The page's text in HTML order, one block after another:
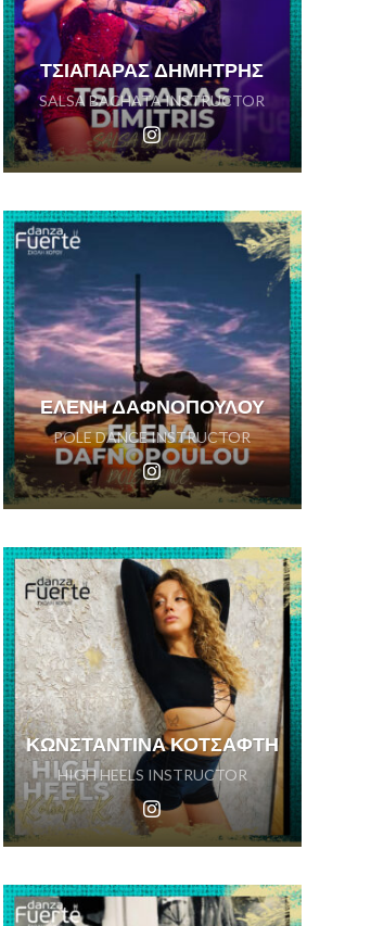
ΤΣΙΑΠΑΡΑΣ ΔΗΜΗΤΡΗΣ
SALSA BACHATA INSTRUCTOR
ΕΛΕΝΗ ΔΑΦΝΟΠΟΥΛΟΥ
POLE DANCE INSTRUCTOR
ΚΩΝΣΤΑΝΤΙΝΑ ΚΟΤΣΑΦΤΗ
HIGH HEELS INSTRUCTOR